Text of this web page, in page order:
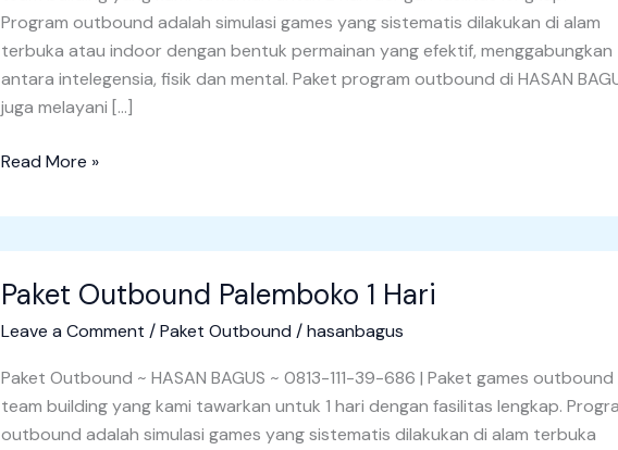
Program outbound adalah simulasi games yang sistematis dilakukan di alam
terbuka atau indoor dengan bentuk permainan yang efektif, menggabungkan
antara intelegensia, fisik dan mental. Paket program outbound di HASAN
juga melayani […]
Read More »
Paket Outbound Palemboko 1 Hari
Leave a Comment /Paket Outbound /hasanbagus
Paket Outbound ~ HASAN BAGUS ~ 0813-111-39-686 | Paket games
team building yang kami tawarkan untuk 1 hari dengan fasilitas lengkap.
outbound adalah simulasi games yang sistematis dilakukan di alam terbuka
Outbound
Palemboko
Hari